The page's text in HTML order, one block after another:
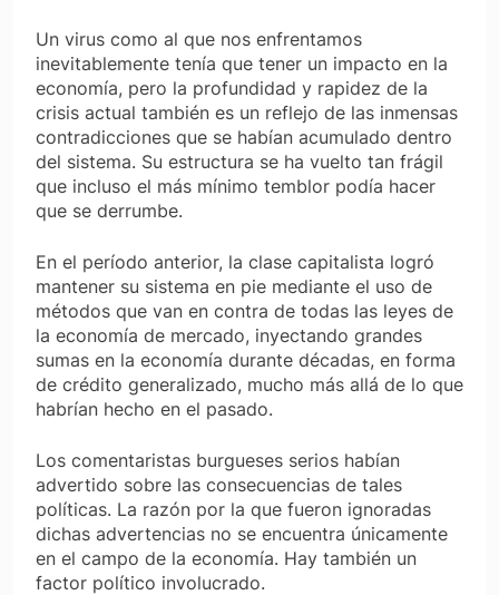
Un virus como al que nos enfrentamos
inevitablemente tenía que tener un impacto en la
economía, pero la profundidad y rapidez de la
crisis actual también es un reflejo de las inmensas
contradicciones que se habían acumulado dentro
del sistema. Su estructura se ha vuelto tan frágil
que incluso el más mínimo temblor podía hacer
que se derrumbe.
En el período anterior, la clase capitalista logró
mantener su sistema en pie mediante el uso de
métodos que van en contra de todas las leyes de
la economía de mercado, inyectando grandes
sumas en la economía durante décadas, en forma
de crédito generalizado, mucho más allá de lo que
habrían hecho en el pasado.
Los comentaristas burgueses serios habían
advertido sobre las consecuencias de tales
políticas. La razón por la que fueron ignoradas
dichas advertencias no se encuentra únicamente
en el campo de la economía. Hay también un
factor político involucrado.